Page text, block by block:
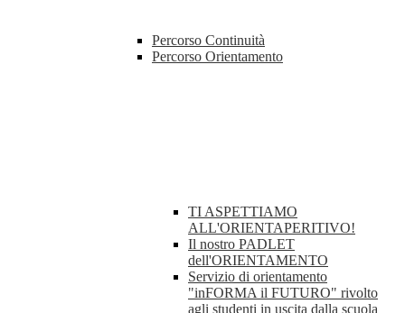
Percorso Continuità
Percorso Orientamento
TI ASPETTIAMO
ALL'ORIENTAPERITIVO!
Il nostro PADLET
dell'ORIENTAMENTO
Servizio di orientamento
"inFORMA il FUTURO" rivolto
agli studenti in uscita dalla scuola